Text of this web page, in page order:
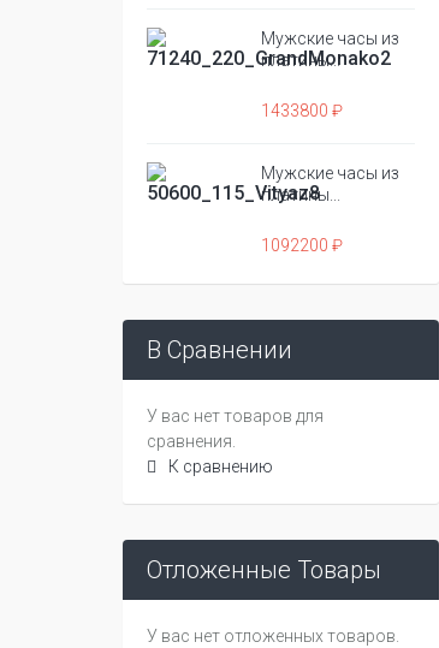
Мужские часы из
платины...
1433800 ₽
Мужские часы из
платины...
1092200 ₽
В Сравнении
У вас нет товаров для
сравнения.
К сравнению
Отложенные Товары
У вас нет отложенных товаров.